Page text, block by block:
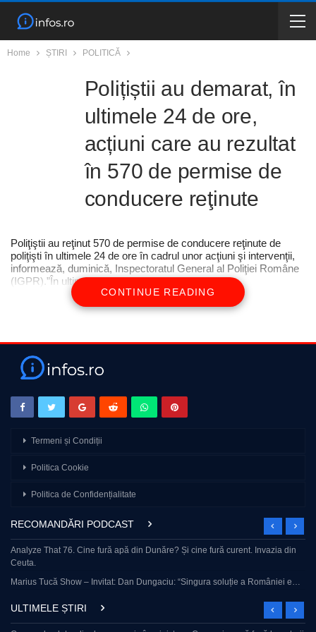
Home ȘTIRI POLITICĂ
Polițiștii au demarat, în
ultimele 24 de ore,
acțiuni care au rezultat
în 570 de permise de
conducere reţinute
Poliţiştii au reţinut 570 de permise de conducere reţinute de
poliţişti în ultimele 24 de ore în cadrul unor acţiuni şi intervenţii,
informează, duminică, Inspectoratul General al Poliţiei Române
(IGPR).”În ultimele 24 de ore, poliţiştii au inter…
CONTINUE READING
Termeni și Condiții
Politica Cookie
Politica de Confidențialitate
RECOMANDĂRI PODCAST
Analyze That 76. Cine fură apă din Dunăre? Și cine fură curent. Invazia din
Ceuta.
Marius Tucă Show – Invitat: Dan Dungaciu: “Singura soluție a României e…
ULTIMELE ȘTIRI